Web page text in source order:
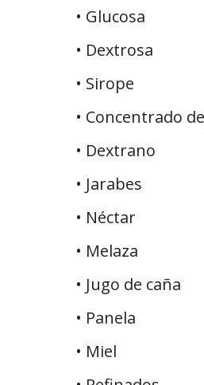
• Glucosa
• Dextrosa
• Sirope
• Concentrado
• Dextrano
• Jarabes
• Néctar
• Melaza
• Jugo de caña
• Panela
• Miel